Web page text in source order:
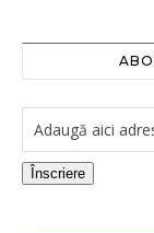
Înscriere